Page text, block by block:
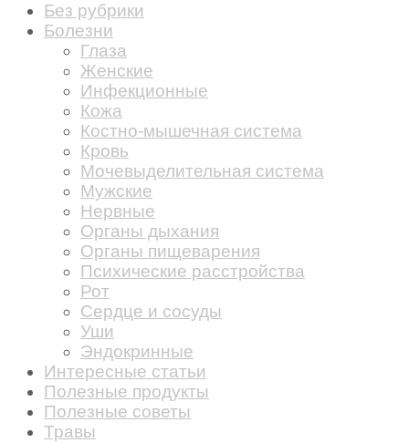
Без рубрики
Болезни
Глаза
Женские
Инфекционные
Кожа
Костно-мышечная система
Кровь
Мочевыделительная система
Мужские
Нервные
Органы дыхания
Органы пищеварения
Психические расстройства
Рот
Сердце и сосуды
Уши
Эндокринные
Интересные статьи
Полезные продукты
Полезные советы
Травы